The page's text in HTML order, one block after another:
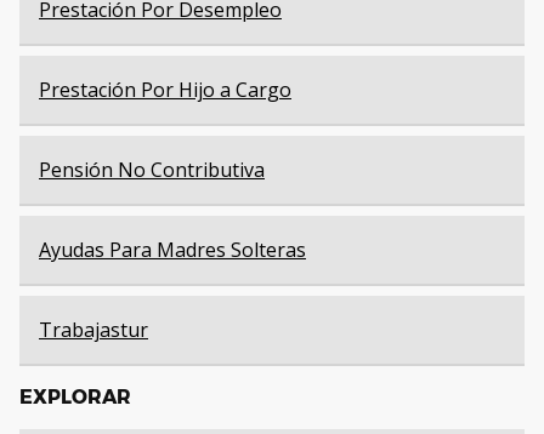
Prestación Por Desempleo
Prestación Por Hijo a Cargo
Pensión No Contributiva
Ayudas Para Madres Solteras
Trabajastur
EXPLORAR